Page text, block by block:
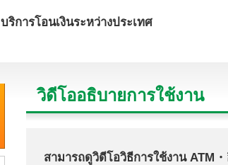
บริการโอนเงินระหว่างประเทศ
วิดีโออธิบายการใช้งาน
สามารถดูวิดีโอวิธีการใช้งาน ATM